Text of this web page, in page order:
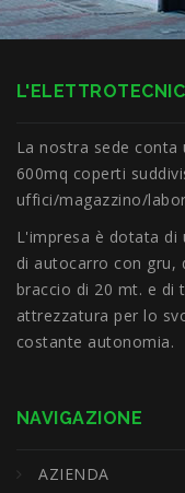
La nostra sede conta
600mq coperti
uffici/magazzino/
L'impresa è dotata di
di autocarro con gru,
braccio di 20 mt. e di
attrezzatura per lo
costante autonomia.
NAVIGAZIONE
AZIENDA